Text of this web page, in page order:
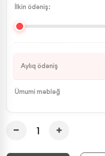
İlkin ödəniş:
Aylıq ödəniş
Ümumi məbləğ